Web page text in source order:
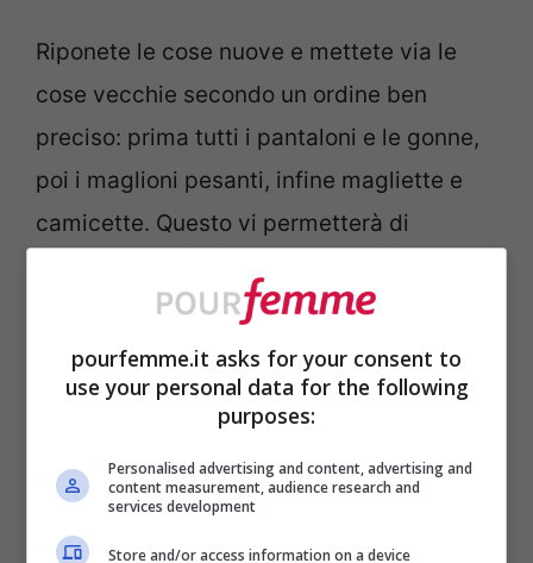
Riponete le cose nuove e mettete via le
cose vecchie secondo un ordine ben
preciso: prima tutti i pantaloni e le gonne,
poi i maglioni pesanti, infine magliette e
camicette. Questo vi permetterà di
cambio e l’altro. I capi ibridi, quelli da
mezza stagione, lasciateli in evidenza:
quando ne avrete bisogno sarà più facile
ritrovarli senza strapazzare il resto.
Per quanto riguarda i capi della nuova
stagione da selezionare per il cambio
pourfemme.it asks for your consent to
use your personal data for the following
purposes:
Personalised advertising and content, advertising and
content measurement, audience research and
services development
Store and/or access information on a device